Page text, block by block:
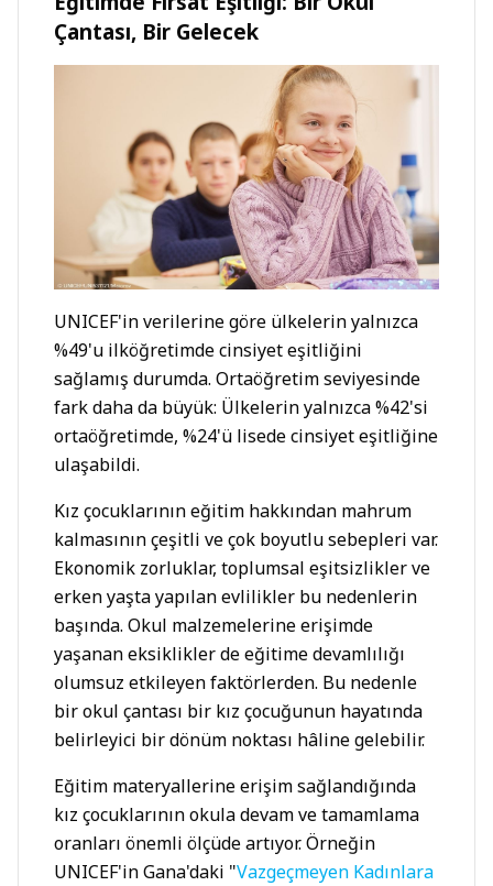
Çantası, Bir Gelecek
UNICEF'in verilerine göre ülkelerin yalnızca
%49'u ilköğretimde cinsiyet eşitliğini
sağlamış durumda. Ortaöğretim seviyesinde
fark daha da büyük: Ülkelerin yalnızca %42'si
ortaöğretimde, %24'ü lisede cinsiyet eşitliğine
ulaşabildi.
Kız çocuklarının eğitim hakkından mahrum
kalmasının çeşitli ve çok boyutlu sebepleri var.
Ekonomik zorluklar, toplumsal eşitsizlikler ve
erken yaşta yapılan evlilikler bu nedenlerin
başında. Okul malzemelerine erişimde
yaşanan eksiklikler de eğitime devamlılığı
olumsuz etkileyen faktörlerden. Bu nedenle
bir okul çantası bir kız çocuğunun hayatında
belirleyici bir dönüm noktası hâline gelebilir.
Eğitim materyallerine erişim sağlandığında
kız çocuklarının okula devam ve tamamlama
oranları önemli ölçüde artıyor. Örneğin
UNICEF'in Gana'daki "Vazgeçmeyen Kadınlara